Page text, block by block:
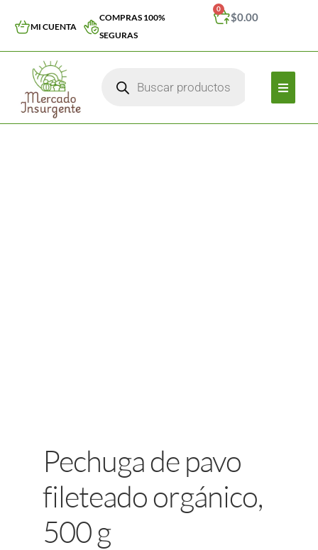
MI CUENTA
COMPRAS 100%
SEGURAS
$0.00
0
Pechuga de pavo
fileteado orgánico,
500 g